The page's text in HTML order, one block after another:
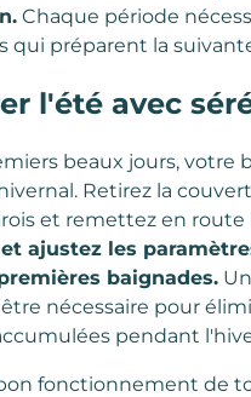
Chaque période
qui préparent la
l'été avec
beaux jours, votre
Retirez la
et remettez en route
ajustez les
baignades.
nécessaire pour
pendant
fonctionnement de